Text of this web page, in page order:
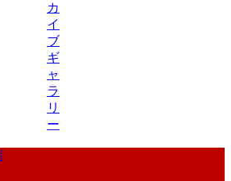
カ
イ
ブ
ギ
ャ
ラ
リ
ー